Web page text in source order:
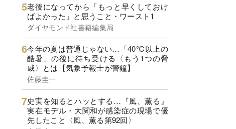
老後になってから「もっと早くしておけ
ばよかった」と思うこと・ワースト1
ダイヤモンド社書籍編集局
今年の夏は普通じゃない…「40℃以上の
酷暑」の後に待ち受ける〈もう1つの脅
威〉とは【気象予報士が警鐘】
佐藤圭一
史実を知るとハッとする…『風、薫る』
実在モデル・大関和が感染症の現場で優
先したこと〈風、薫る第92回〉